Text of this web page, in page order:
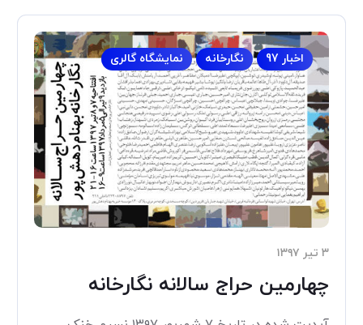
اخبار 97 نگارخانه نمایشگاه گالری
۳ تیر ۱۳۹۷
چهارمین حراج سالانه نگارخانه